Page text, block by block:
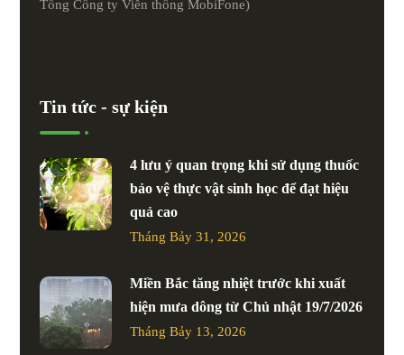
Tổng Công ty Viễn thông MobiFone)
Tin tức - sự kiện
4 lưu ý quan trọng khi sử dụng thuốc
bảo vệ thực vật sinh học để đạt hiệu
quả cao
Tháng Bảy 31, 2026
Miền Bắc tăng nhiệt trước khi xuất
hiện mưa dông từ Chủ nhật 19/7/2026
Tháng Bảy 13, 2026